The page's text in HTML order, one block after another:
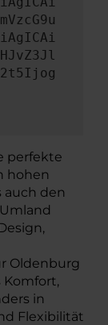
perfekte
hohen
auch den
Oldenburg
Komfort,
in
Flexibilität